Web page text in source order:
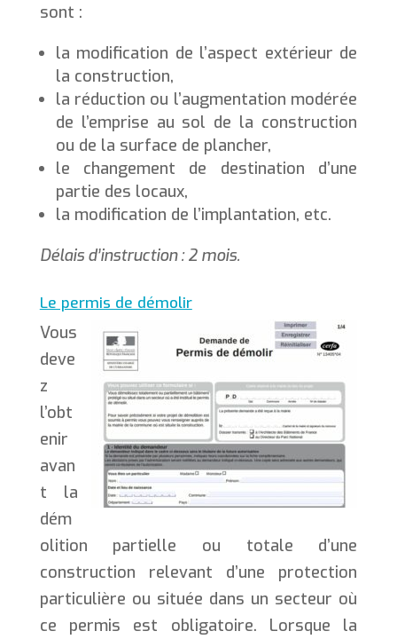
sont :
la modification de l’aspect extérieur de
la construction,
la réduction ou l’augmentation modérée
de l’emprise au sol de la construction
ou de la surface de plancher,
le changement de destination d’une
partie des locaux,
la modification de l’implantation, etc.
Délais d’instruction : 2 mois.
Le permis de démolir
Vous
deve
z
l’obt
enir
avan
t la
dém
olition partielle ou totale d’une
construction relevant d’une protection
particulière ou située dans un secteur où
ce permis est obligatoire. Lorsque la